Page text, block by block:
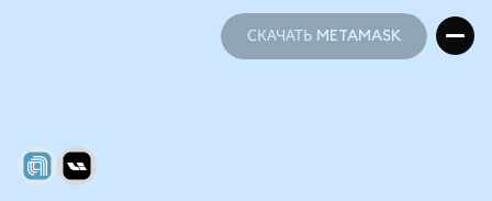
СКАЧАТЬ METAMASK